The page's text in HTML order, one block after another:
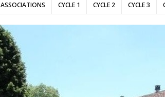
ASSOCIATIONS CYCLE 1 CYCLE 2 CYCLE 3